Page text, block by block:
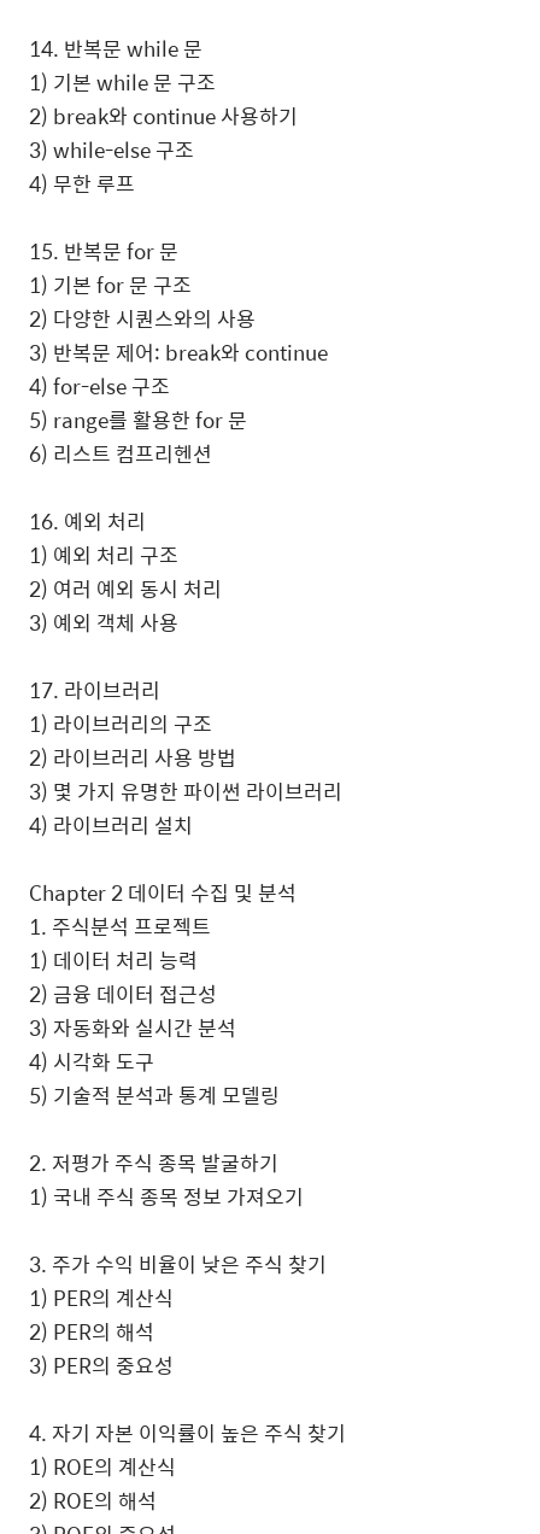
14. 반복문 while 문
1) 기본 while 문 구조
2) break와 continue 사용하기
3) while-else 구조
4) 무한 루프
15. 반복문 for 문
1) 기본 for 문 구조
2) 다양한 시퀀스와의 사용
3) 반복문 제어: break와 continue
4) for-else 구조
5) range를 활용한 for 문
6) 리스트 컴프리헨션
16. 예외 처리
1) 예외 처리 구조
2) 여러 예외 동시 처리
3) 예외 객체 사용
17. 라이브러리
1) 라이브러리의 구조
2) 라이브러리 사용 방법
3) 몇 가지 유명한 파이썬 라이브러리
4) 라이브러리 설치
Chapter 2 데이터 수집 및 분석
1. 주식분석 프로젝트
1) 데이터 처리 능력
2) 금융 데이터 접근성
3) 자동화와 실시간 분석
4) 시각화 도구
5) 기술적 분석과 통계 모델링
2. 저평가 주식 종목 발굴하기
1) 국내 주식 종목 정보 가져오기
3. 주가 수익 비율이 낮은 주식 찾기
1) PER의 계산식
2) PER의 해석
3) PER의 중요성
4. 자기 자본 이익률이 높은 주식 찾기
1) ROE의 계산식
2) ROE의 해석